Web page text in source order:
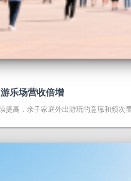
乐场营收倍增
提高，亲子家庭外出游玩的意愿和频次